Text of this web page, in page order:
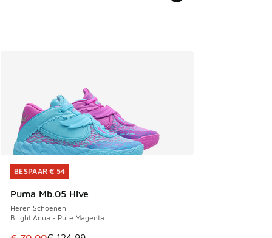
BESPAAR € 54
Puma Mb.05 Hive
Heren Schoenen
Bright Aqua - Pure Magenta
BESPAAR € 54